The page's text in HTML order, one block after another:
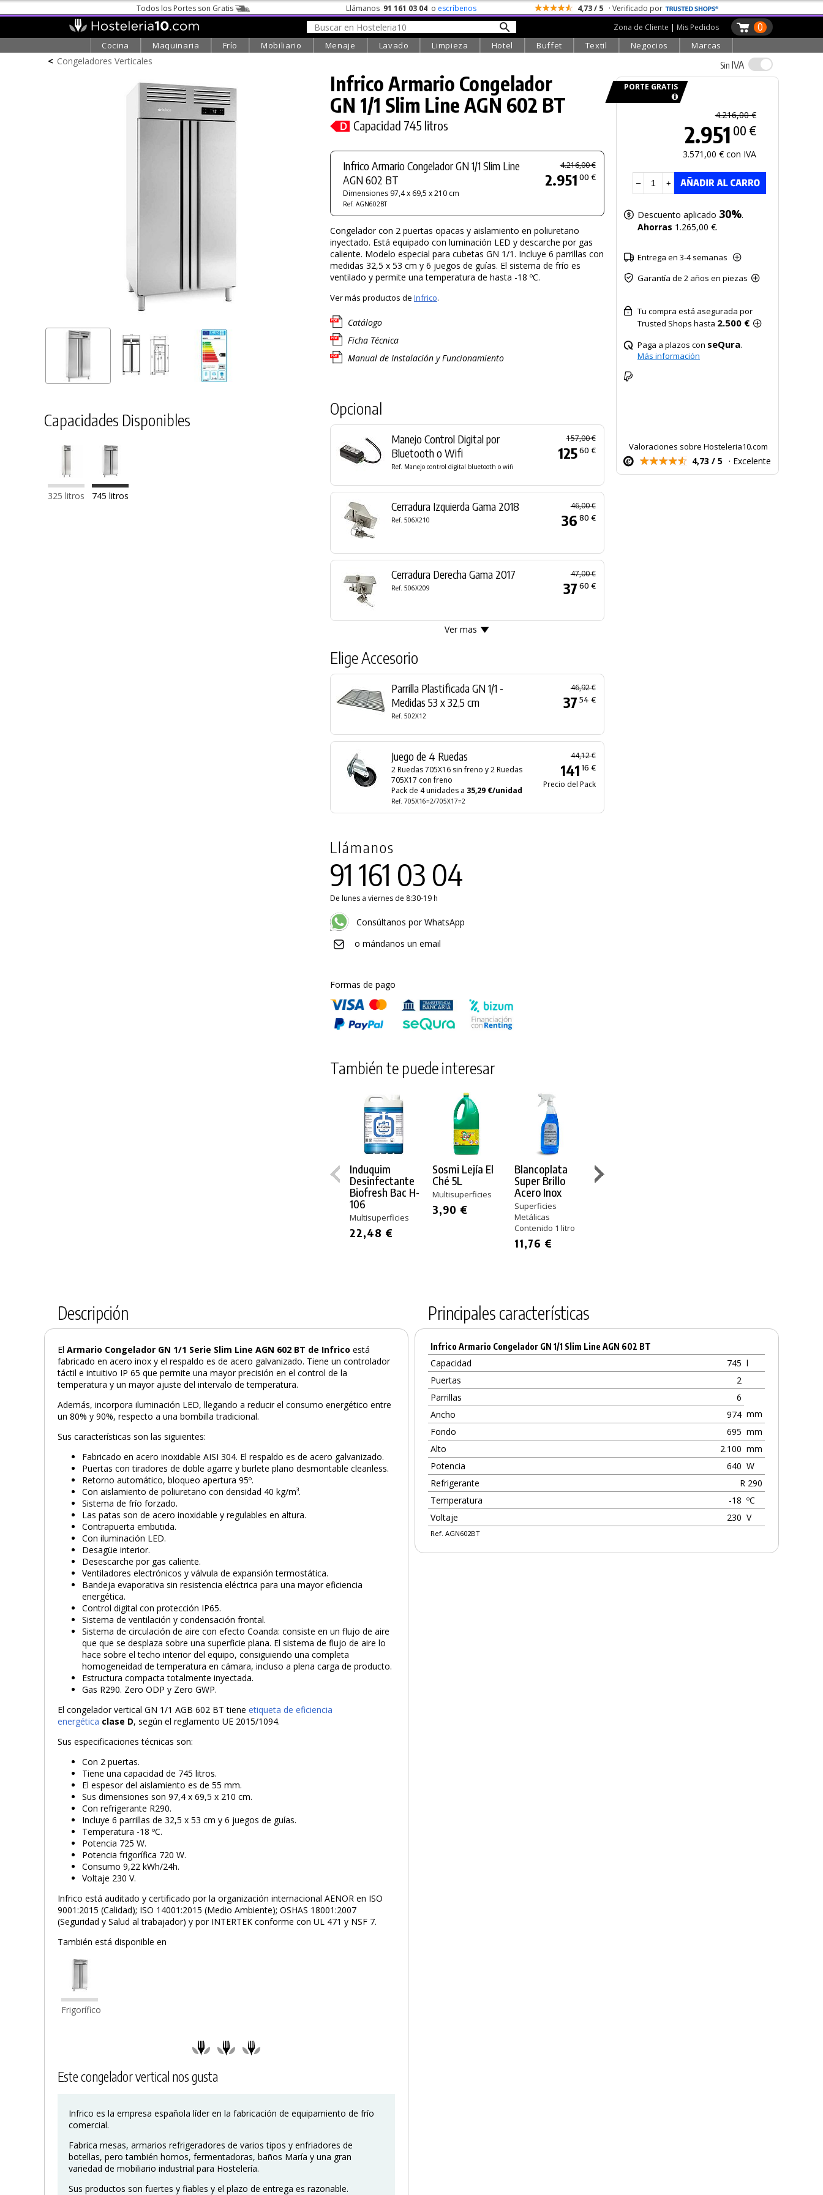
Todos los Portes son Gratis Llámanos 91 161 03 04 o escríbenos 4,73 / 5 · Verificado por
0
Zona de Cliente | Mis Pedidos
Cocina Maquinaria Frío Mobiliario Menaje Lavado Limpieza Hotel Buffet Textil Negocios Marcas
< Congeladores Verticales
PRODUCTO AÑADIDO AL CARRITO
Capacidades Disponibles
325 litros 745 litros
Infrico Armario Congelador
GN 1/1 Slim Line AGN 602 BT
Capacidad 745 litros
Infrico Armario Congelador GN 1/1 Slim Line
AGN 602 BT
Dimensiones 97,4 x 69,5 x 210 cm
Ref. AGN602BT
4.216,00 €
2.951 00 €
Congelador con 2 puertas opacas y aislamiento en poliuretano
inyectado. Está equipado con luminación LED y descarche por gas
caliente. Modelo especial para cubetas GN 1/1. Incluye 6 parrillas con
medidas 32,5 x 53 cm y 6 juegos de guías. El sistema de frío es
ventilado y permite una temperatura de hasta -18 ºC.
Ver más productos de Infrico.
Catálogo
Ficha Técnica
Manual de Instalación y Funcionamiento
Opcional
Manejo Control Digital por
Bluetooth o Wifi
Ref. Manejo control digital bluetooth o wifi
157,00 €
125 60 €
Cerradura Izquierda Gama 2018
Ref. 506X210
46,00 €
36 80 €
Cerradura Derecha Gama 2017
Ref. 506X209
47,00 €
37 60 €
Ver mas
Elige Accesorio
Parrilla Plastificada GN 1/1 -
Medidas 53 x 32,5 cm
Ref. 502X12
46,92 €
37 54 €
Juego de 4 Ruedas
2 Ruedas 705X16 sin freno y 2 Ruedas
705X17 con freno
Pack de 4 unidades a 35,29 €/unidad
Ref. 705X16=2/705X17=2
44,12 €
141 16 €
Precio del Pack
Llámanos
91 161 03 04
De lunes a viernes de 8:30-19 h
Consúltanos por WhatsApp
o mándanos un email
Formas de pago
También te puede interesar
Induquim
Desinfectante
Biofresh Bac H-
106
Multisuperficies
22,48 €
Sosmi Lejía El
Ché 5L
Multisuperficies
3,90 €
Blancoplata
Super Brillo
Acero Inox
Superficies
Metálicas
Contenido 1 litro
11,76 €
Induquim
Desinfectante
Sin IVA
PORTE GRATIS
4.216,00 €
2.951 00 €
3.571,00 € con IVA
– +
Descuento aplicado 30%.
Ahorras 1.265,00 €.
Entrega en 3-4 semanas
Garantía de 2 años en piezas
Tu compra está asegurada por
Trusted Shops hasta 2.500 €
Paga a plazos con seQura.
Más información
Valoraciones sobre Hosteleria10.com
4,73 / 5 · Excelente
Descripción
El Armario Congelador GN 1/1 Serie Slim Line AGN 602 BT de Infricoestá
fabricado en acero inox y el respaldo es de acero galvanizado. Tiene un controlador
táctil e intuitivo IP 65 que permite una mayor precisión en el control de la
temperatura y un mayor ajuste del intervalo de temperatura.
Además, incorpora iluminación LED, llegando a reducir el consumo energético entre
un 80% y 90%, respecto a una bombilla tradicional.
Sus características son las siguientes:
Fabricado en acero inoxidable AISI 304. El respaldo es de acero galvanizado.
Puertas con tiradores de doble agarre y burlete plano desmontable cleanless.
Retorno automático, bloqueo apertura 95º.
Con aislamiento de poliuretano con densidad 40 kg/m³.
Sistema de frío forzado.
Las patas son de acero inoxidable y regulables en altura.
Contrapuerta embutida.
Con iluminación LED.
Desagüe interior.
Desescarche por gas caliente.
Ventiladores electrónicos y válvula de expansión termostática.
Bandeja evaporativa sin resistencia eléctrica para una mayor eficiencia
energética.
Control digital con protección IP65.
Sistema de ventilación y condensación frontal.
Sistema de circulación de aire con efecto Coanda: consiste en un flujo de aire
que que se desplaza sobre una superficie plana. El sistema de flujo de aire lo
hace sobre el techo interior del equipo, consiguiendo una completa
homogeneidad de temperatura en cámara, incluso a plena carga de producto.
Estructura compacta totalmente inyectada.
Gas R290. Zero ODP y Zero GWP.
El congelador vertical GN 1/1 AGB 602 BT tieneetiqueta de eficiencia
energética clase D, según el reglamento UE 2015/1094.
Sus especificaciones técnicas son:
Con 2 puertas.
Tiene una capacidad de 745 litros.
El espesor del aislamiento es de 55 mm.
Sus dimensiones son 97,4 x 69,5 x 210 cm.
Con refrigerante R290.
Incluye 6 parrillas de 32,5 x 53 cm y 6 juegos de guías.
Temperatura -18 ºC.
Potencia 725 W.
Potencia frigorífica 720 W.
Consumo 9,22 kWh/24h.
Voltaje 230 V.
Infrico está auditado y certificado por la organización internacional AENOR en ISO
9001:2015 (Calidad); ISO 14001:2015 (Medio Ambiente); OSHAS 18001:2007
(Seguridad y Salud al trabajador) y por INTERTEK conforme con UL 471 y NSF 7.
También está disponible en
Frigorífico
Este congelador vertical nos gusta
Infrico es la empresa española líder en la fabricación de equipamiento de frío
comercial.
Fabrica mesas, armarios refrigeradores de varios tipos y enfriadores de
botellas, pero también hornos, fermentadoras, baños María y una gran
variedad de mobiliario industrial para Hostelería.
Sus productos son fuertes y fiables y el plazo de entrega es razonable.
Principales características
Infrico Armario Congelador GN 1/1 Slim Line AGN 602 BT
Capacidad 745 l
Puertas
2
Parrillas
6
Ancho
974 mm
Fondo
695 mm
Alto
2.100 mm
Potencia
640 W
Refrigerante
R 290
Temperatura
-18 ºC
Voltaje
230 V
Ref. AGN602BT